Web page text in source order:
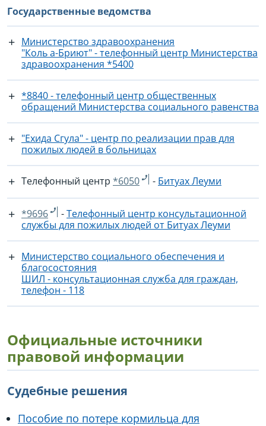
Государственные ведомства
Министерство здравоохранения
"Коль а-Бриют" - телефонный центр Министерства
здравоохранения *5400
*8840 - телефонный центр общественных
обращений Министерства социального равенства
"Ехида Сгула" - центр по реализации прав для
пожилых людей в больницах
Телефонный центр *6050 - Битуах Леуми
*9696 -Телефонный центр консультационной
службы для пожилых людей от Битуах Леуми
Министерство социального обеспечения и
благосостояния
ШИЛ - консультационная служба для граждан,
телефон - 118
Официальные источники
правовой информации
Судебные решения
Пособие по потере кормильца для